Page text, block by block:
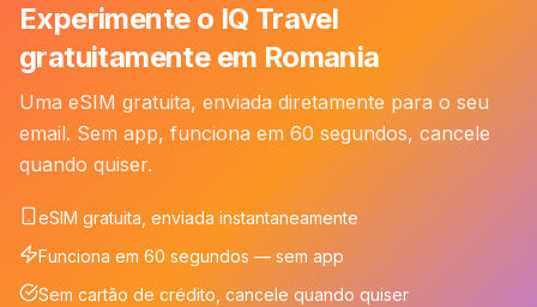
Experimente o IQ Travel
gratuitamente em Romania
Uma eSIM gratuita, enviada diretamente para o seu
email. Sem app, funciona em 60 segundos, cancele
quando quiser.
eSIM gratuita, enviada instantaneamente
Funciona em 60 segundos — sem app
Sem cartão de crédito, cancele quando quiser